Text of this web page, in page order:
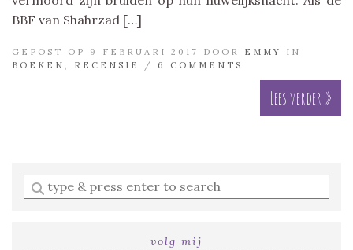
BBF van Shahrzad […]
GEPOST OP 9 FEBRUARI 2017 DOOR EMMY
IN
BOEKEN
RECENSIE / 6 COMMENTS
Lees verder »
Enter
a
volg mij